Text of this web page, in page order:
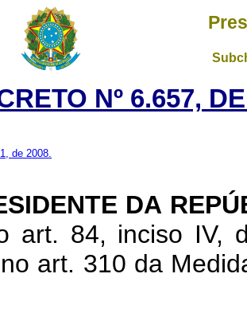
Nº 6.657,
de 2008.
DA
art. 84, inciso IV,
art. 310 da